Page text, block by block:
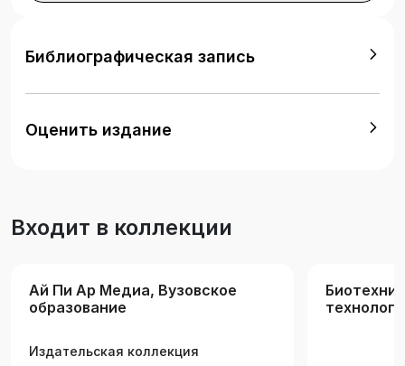
Книга будет полезна студентам физических и
занимающимся диагностикой тканей, а также
всем интересующимся данной темой для
самостоятельного изучения.
Библиографическая запись
Оценить издание
Входит в коллекции
Ай Пи Ар Медиа, Вузовское
образование
Издательская коллекция